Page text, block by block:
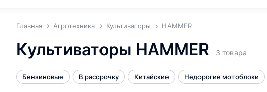
Главная Агротехника Культиваторы HAMMER
Культиваторы HAMMER 3 товара
Бензиновые В рассрочку Китайские Недорогие мотоблоки